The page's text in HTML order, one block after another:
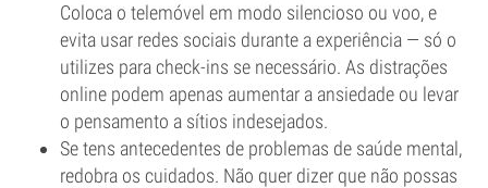
Coloca o telemóvel em modo silencioso ou voo, e
evita usar redes sociais durante a experiência — só o
utilizes para check-ins se necessário. As distrações
online podem apenas aumentar a ansiedade ou levar
o pensamento a sítios indesejados.
Se tens antecedentes de problemas de saúde mental,
redobra os cuidados. Não quer dizer que não possas